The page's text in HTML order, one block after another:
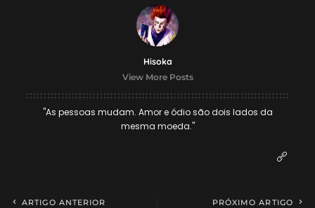
Hisoka
View More Posts
"As pessoas mudam. Amor e ódio são dois lados da
mesma moeda."
ARTIGO ANTERIOR PRÓXIMO ARTIGO